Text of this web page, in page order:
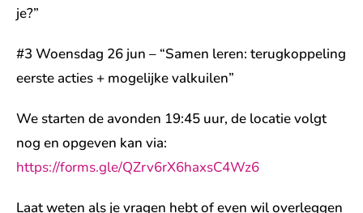
je?”
#3 Woensdag 26 jun – “Samen leren: terugkoppeling
eerste acties + mogelijke valkuilen”
We starten de avonden 19:45 uur, de locatie volgt
nog en opgeven kan via:
https://forms.gle/QZrv6rX6haxsC4Wz6
Laat weten als je vragen hebt of even wil overleggen